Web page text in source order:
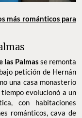
más románticos para
las Palmas se remonta
petición de Hernán
una casa monasterio
evolucionó a un
con habitaciones
románticos, cava de